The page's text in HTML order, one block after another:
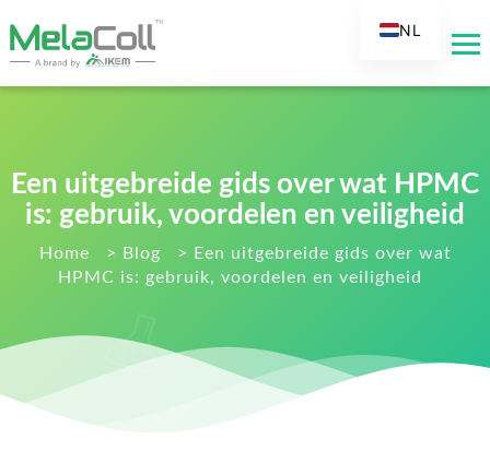
Een uitgebreide gids over wat HPMC
is: gebruik, voordelen en veiligheid
Home > Blog >
Een uitgebreide gids over wat
HPMC is: gebruik, voordelen en veiligheid
NL
ES
FR
RU
IT
FI